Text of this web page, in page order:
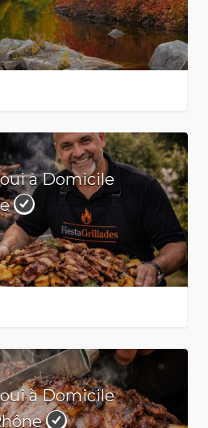
à Domicile
à Domicile